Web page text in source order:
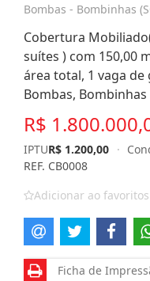
Bombas - Bombinhas
Cobertura
suítes ) com 150,00
área total, 1 vaga
Bombas, Bombinhas
R$
IPTUR$ 1.200,00 ·
REF. CB0008
Adicionar ao favoritos
Ficha de